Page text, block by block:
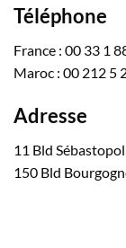
Téléphone
France : 00 33 1
Maroc : 00 212 5
Adresse
11 Bld
150 Bld